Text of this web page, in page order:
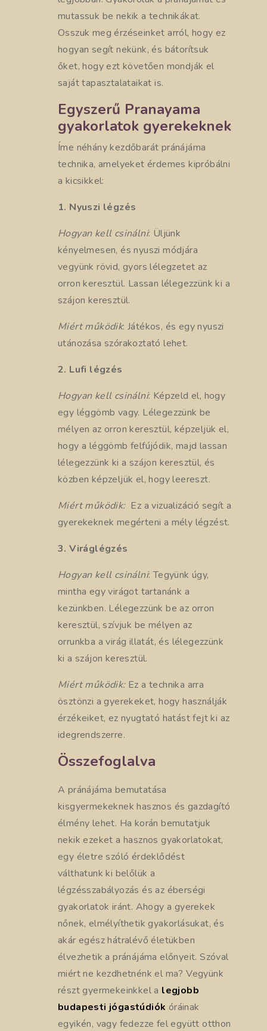
mutassuk be nekik a technikákat.
Osszuk meg érzéseinket arról, hogy ez
hogyan segít nekünk, és bátorítsuk
őket, hogy ezt követően mondják el
saját tapasztalataikat is.
Egyszerű Pranayama
gyakorlatok gyerekeknek
Íme néhány kezdőbarát pránájáma
technika, amelyeket érdemes kipróbálni
a kicsikkel:
1. Nyuszi légzés
Hogyan kell csinálni: Üljünk
kényelmesen, és nyuszi módjára
vegyünk rövid, gyors lélegzetet az
orron keresztül. Lassan lélegezzünk ki a
szájon keresztül.
Miért működik: Játékos, és egy nyuszi
utánozása szórakoztató lehet.
2. Lufi légzés
Hogyan kell csinálni: Képzeld el, hogy
egy léggömb vagy. Lélegezzünk be
mélyen az orron keresztül, képzeljük el,
hogy a léggömb felfújódik, majd lassan
lélegezzünk ki a szájon keresztül, és
közben képzeljük el, hogy leereszt.
Miért működik: Ez a vizualizáció segít a
gyerekeknek megérteni a mély légzést.
3. Viráglégzés
Hogyan kell csinálni: Tegyünk úgy,
mintha egy virágot tartanánk a
kezünkben. Lélegezzünk be az orron
keresztül, szívjuk be mélyen az
orrunkba a virág illatát, és lélegezzünk
ki a szájon keresztül.
Miért működik:Ez a technika arra
ösztönzi a gyerekeket, hogy használják
érzékeiket, ez nyugtató hatást fejt ki az
idegrendszerre.
Összefoglalva
A pránájáma bemutatása
kisgyermekeknek hasznos és gazdagító
élmény lehet. Ha korán bemutatjuk
nekik ezeket a hasznos gyakorlatokat,
egy életre szóló érdeklődést
válthatunk ki belőlük a
légzésszabályozás és az éberségi
gyakorlatok iránt. Ahogy a gyerekek
nőnek, elmélyíthetik gyakorlásukat, és
akár egész hátralévő életükben
élvezhetik a pránájáma előnyeit. Szóval
miért ne kezdhetnénk el ma? Vegyünk
részt gyermekeinkkel a legjobb
budapesti jógastúdiók óráinak
egyikén, vagy fedezze fel együtt otthon